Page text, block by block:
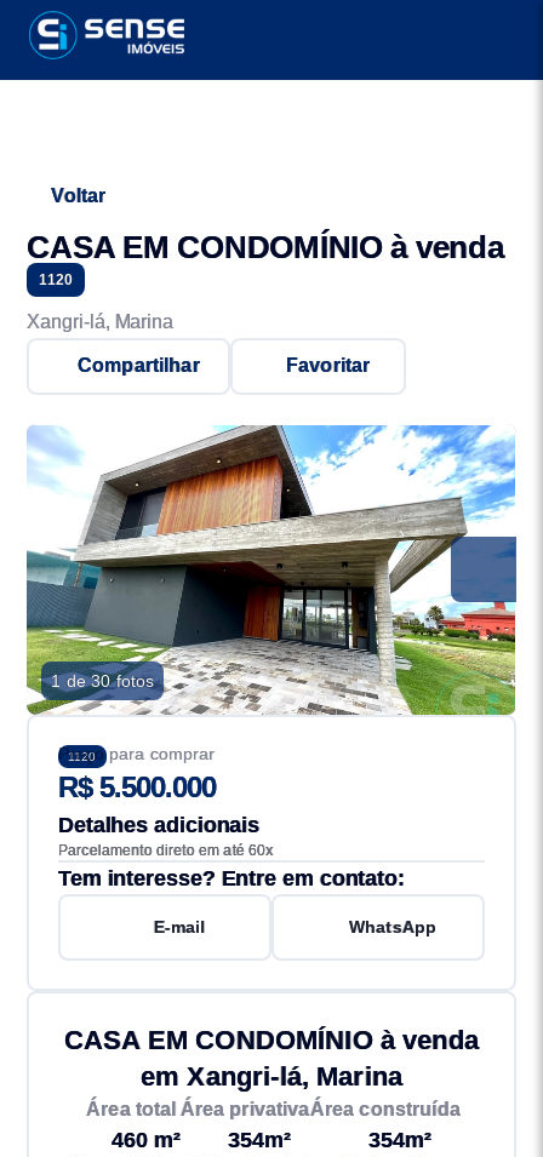
Voltar
CASA EM CONDOMÍNIO à venda
1120
Xangri-lá, Marina
Compartilhar Favoritar
1 de 30 fotos
1120
Preço para comprar
R$ 5.500.000
Detalhes adicionais
Parcelamento direto em até 60x
Tem interesse? Entre em contato:
E-mail WhatsApp
CASA EM CONDOMÍNIO à venda
em Xangri-lá, Marina
Área total
460 m²
Área privativa
354m²
Área construída
354m²